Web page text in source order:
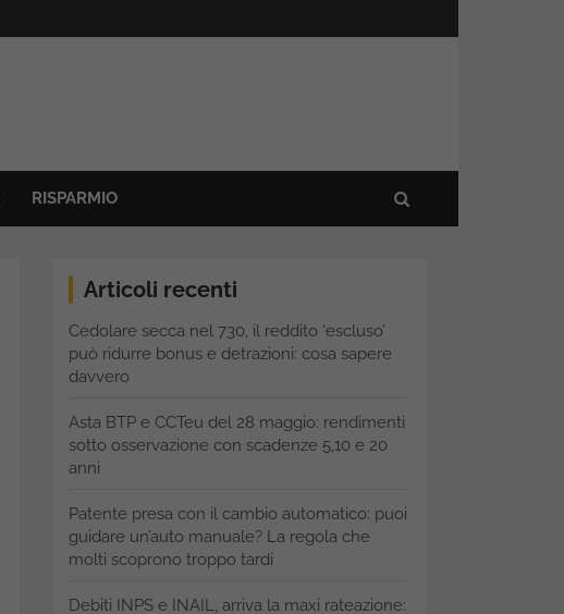
RISPARMIO
Articoli recenti
Cedolare secca nel 730, il reddito ‘escluso’
può ridurre bonus e detrazioni: cosa sapere
davvero
Asta BTP e CCTeu del 28 maggio: rendimenti
sotto osservazione con scadenze 5,10 e 20
anni
Patente presa con il cambio automatico: puoi
guidare un’auto manuale? La regola che
molti scoprono troppo tardi
Debiti INPS e INAIL, arriva la maxi rateazione: